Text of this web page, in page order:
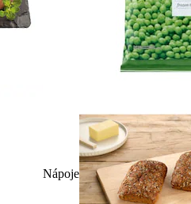
Nápoje